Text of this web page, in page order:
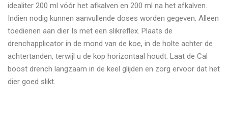
idealiter 200 ml vóór het afkalven en 200 ml na het afkalven.
Indien nodig kunnen aanvullende doses worden gegeven. Alleen
toedienen aan dier Is met een slikreflex. Plaats de
drenchapplicator in de mond van de koe, in de holte achter de
achtertanden, terwijl u de kop horizontaal houdt. Laat de Cal
boost drench langzaam in de keel glijden en zorg ervoor dat het
dier goed slikt.